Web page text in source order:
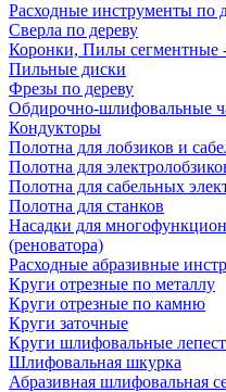
Расходные инструменты по
Сверла по дереву
Коронки, Пилы сегментные
Пильные диски
Фрезы по дереву
Обдирочно-шлифовальные
Кондукторы
Полотна для лобзиков и
Полотна для
Полотна для сабельных
Полотна для станков
Насадки для
(реноватора)
Расходные абразивные
Круги отрезные по металлу
Круги отрезные по камню
Круги заточные
Круги шлифовальные
Шлифовальная шкурка
Абразивная шлифовальная